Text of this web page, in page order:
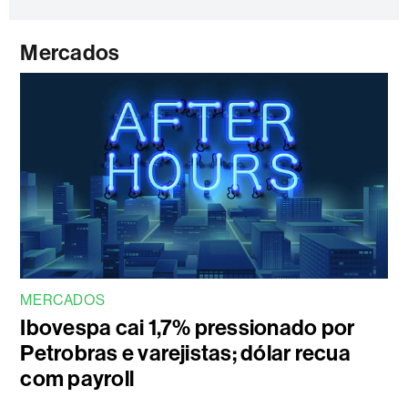
Mercados
MERCADOS
Ibovespa cai 1,7% pressionado por
Petrobras e varejistas; dólar recua
com payroll